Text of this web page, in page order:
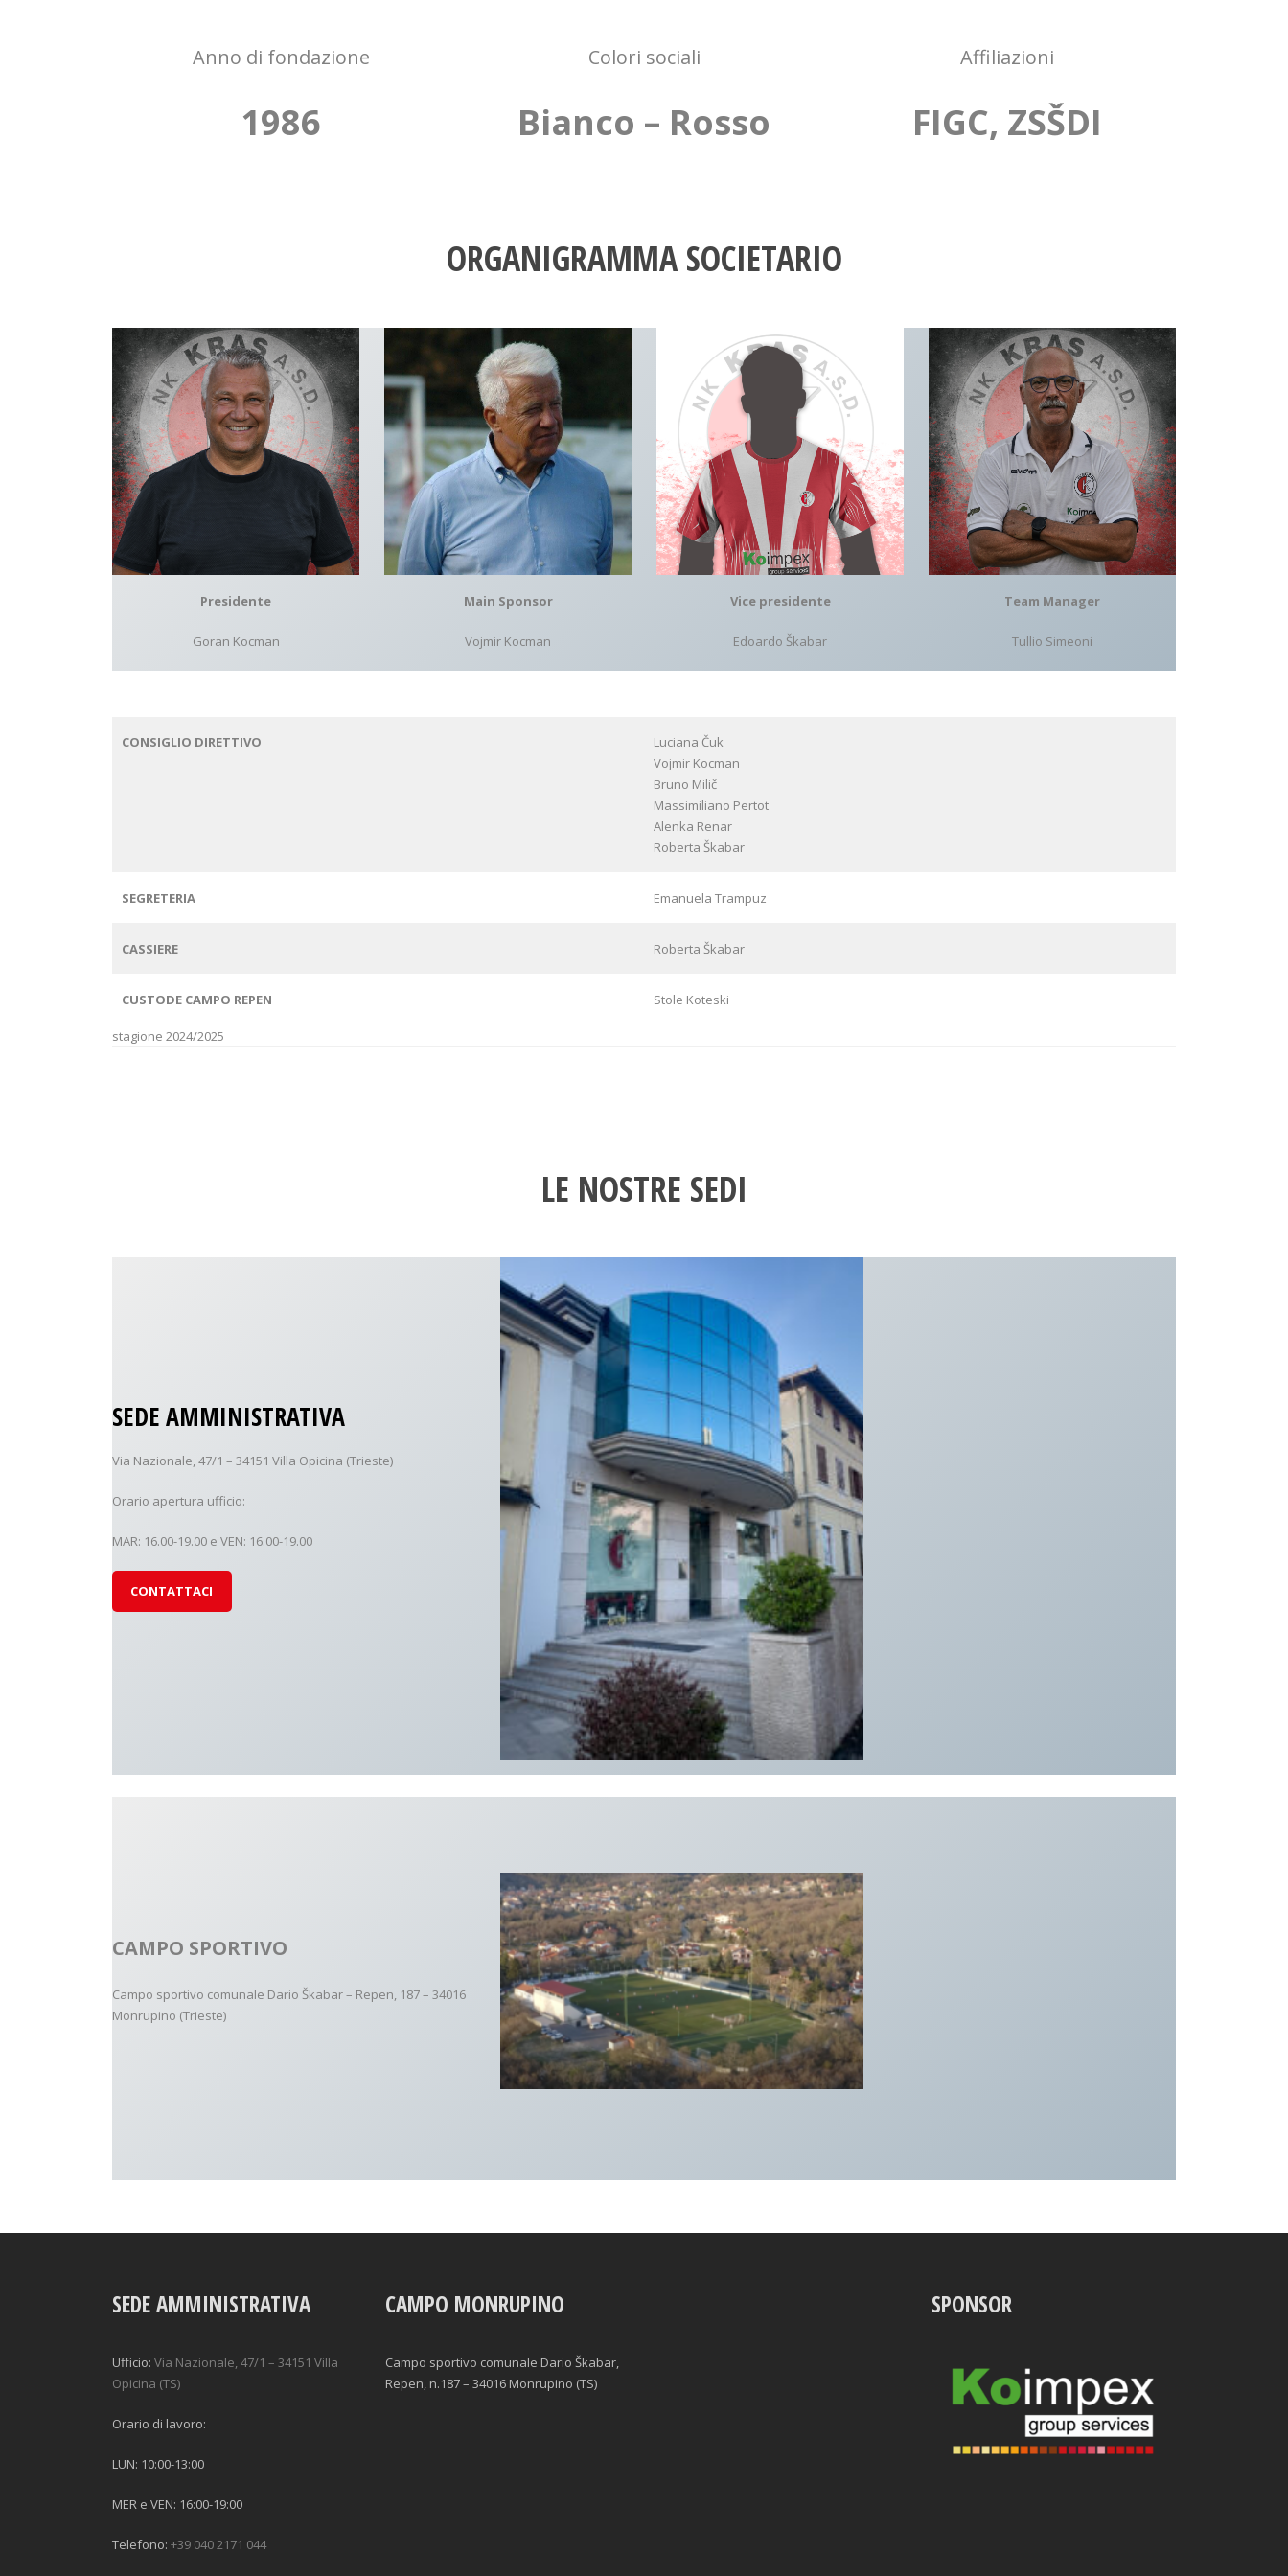
Anno di fondazione
1986
Colori sociali
Bianco – Rosso
Affiliazioni
FIGC, ZSŠDI
ORGANIGRAMMA SOCIETARIO
Presidente
Goran Kocman
Main Sponsor
Vojmir Kocman
Vice presidente
Edoardo Škabar
Team Manager
Tullio Simeoni
CONSIGLIO DIRETTIVO
Luciana Čuk
Vojmir Kocman
Bruno Milič
Massimiliano Pertot
Alenka Renar
Roberta Škabar
SEGRETERIA Emanuela Trampuz
CASSIERE Roberta Škabar
CUSTODE CAMPO REPEN Stole Koteski
stagione 2024/2025
LE NOSTRE SEDI
SEDE AMMINISTRATIVA
Via Nazionale, 47/1 – 34151 Villa Opicina (Trieste)
Orario apertura ufficio:
MAR: 16.00-19.00 e VEN: 16.00-19.00
CONTATTACI
CAMPO SPORTIVO
Campo sportivo comunale Dario Škabar – Repen, 187 – 34016
Monrupino (Trieste)
SEDE AMMINISTRATIVA
Ufficio: Via Nazionale, 47/1 – 34151 Villa
Opicina (TS)
Orario di lavoro:
LUN: 10:00-13:00
MER e VEN: 16:00-19:00
Telefono: +39 040 2171 044
CAMPO MONRUPINO
Campo sportivo comunale Dario Škabar,
Repen, n.187 – 34016 Monrupino (TS)
SPONSOR